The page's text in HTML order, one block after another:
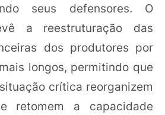
seus defensores. O
a reestruturação das
dos produtores por
longos, permitindo que
crítica reorganizem
retomem a capacidade